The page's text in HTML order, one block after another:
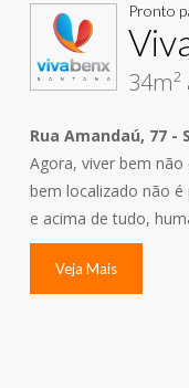
Pronto
Rua Amandaú, 77 -
Agora, viver bem
bem localizado não é
e acima de tudo,
Veja Mais